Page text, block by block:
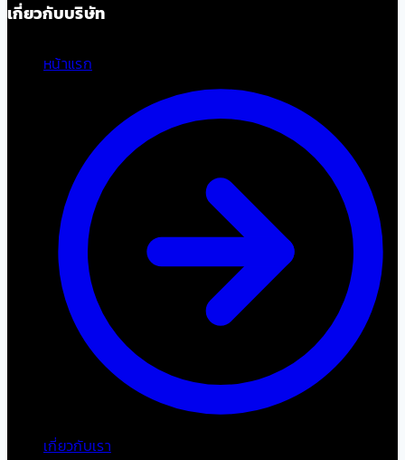
เกี่ยวกับบริษัท
หน้าแรก
เกี่ยวกับเรา